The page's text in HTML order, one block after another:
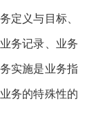
义与目标、
务记录、业务
实施是业务指
务的特殊性的